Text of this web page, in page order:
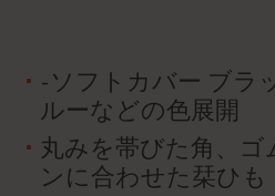
-ソフトカバー ブラ
ルーなどの色展開
丸みを帯びた角、
ンに合わせた栞ひも